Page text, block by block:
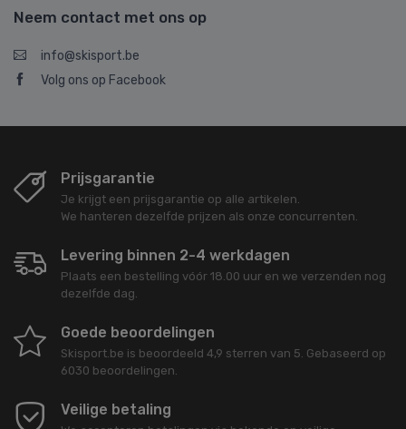
Neem contact met ons op
info@skisport.be
Volg ons op Facebook
Prijsgarantie
Je krijgt een prijsgarantie op alle artikelen.
We hanteren dezelfde prijzen als onze concurrenten.
Levering binnen 2-4 werkdagen
Plaats een bestelling vóór 18.00 uur en we verzenden nog
dezelfde dag.
Goede beoordelingen
Skisport.be is beoordeeld 4,9 sterren van 5. Gebaseerd op
6030 beoordelingen.
Veilige betaling